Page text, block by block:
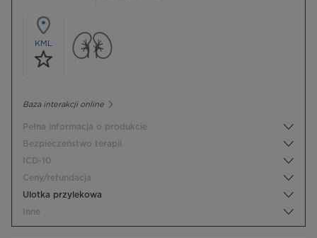
KML
Baza interakcji online
Pełna informacja o produkcie
Bezpieczeństwo terapii
ICD-10
Ceny/refundacja
Ulotka przylekowa
Inne